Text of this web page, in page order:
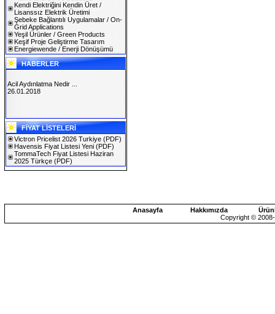
Kendi Elektriğini Kendin Üret /
Lisanssız Elektrik Üretimi
Şebeke Bağlantılı Uygulamalar / On-
Grid Applications
Yeşil Ürünler / Green Products
Keşif Proje Geliştirme Tasarım
Energiewende / Enerji Dönüşümü
HABERLER
SOLAREX ISTANBUL 2019
30.01.2019
Acil Aydınlatma Nedir ...
26.01.2018
FİYAT LİSTELERİ
Victron Pricelist 2026 Turkiye (PDF)
Havensis Fiyat Listesi Yeni (PDF)
TommaTech Fiyat Listesi Haziran
2025 Türkçe (PDF)
Anasayfa Hakkımızda
Copyright ©